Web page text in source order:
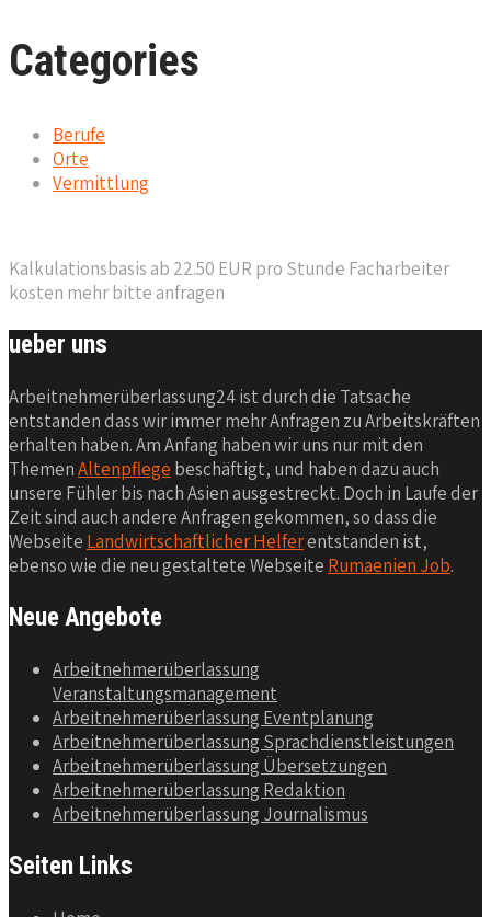
Categories
Berufe
Orte
Vermittlung
Kalkulationsbasis ab 22.50 EUR pro Stunde Facharbeiter
kosten mehr bitte anfragen
ueber uns
Arbeitnehmerüberlassung24 ist durch die Tatsache
entstanden dass wir immer mehr Anfragen zu Arbeitskräften
erhalten haben. Am Anfang haben wir uns nur mit den
ThemenAltenpflege beschäftigt, und haben dazu auch
unsere Fühler bis nach Asien ausgestreckt. Doch in Laufe der
Zeit sind auch andere Anfragen gekommen, so dass die
Webseite Landwirtschaftlicher Helferentstanden ist,
ebenso wie die neu gestaltete Webseite Rumaenien Job.
Neue Angebote
Arbeitnehmerüberlassung
Veranstaltungsmanagement
Arbeitnehmerüberlassung Eventplanung
Arbeitnehmerüberlassung Sprachdienstleistungen
Arbeitnehmerüberlassung Übersetzungen
Arbeitnehmerüberlassung Redaktion
Arbeitnehmerüberlassung Journalismus
Seiten Links